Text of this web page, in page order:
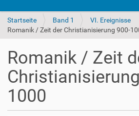
Startseite Band 1
VI. Ereignisse
Romanik / Zeit der Christianisierung 900-
Romanik / Zeit
1000